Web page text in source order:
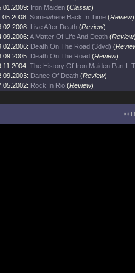
Iron Maiden (Classic)
Somewhere Back In Time (Review)
Live After Death (Review)
A Matter Of Life And Death (Review
Death On The Road (3dvd) (
Death On The Road (Review)
The History Of Iron Maiden Part I:
Dance Of Death (Review)
Rock In Rio (Review)
©